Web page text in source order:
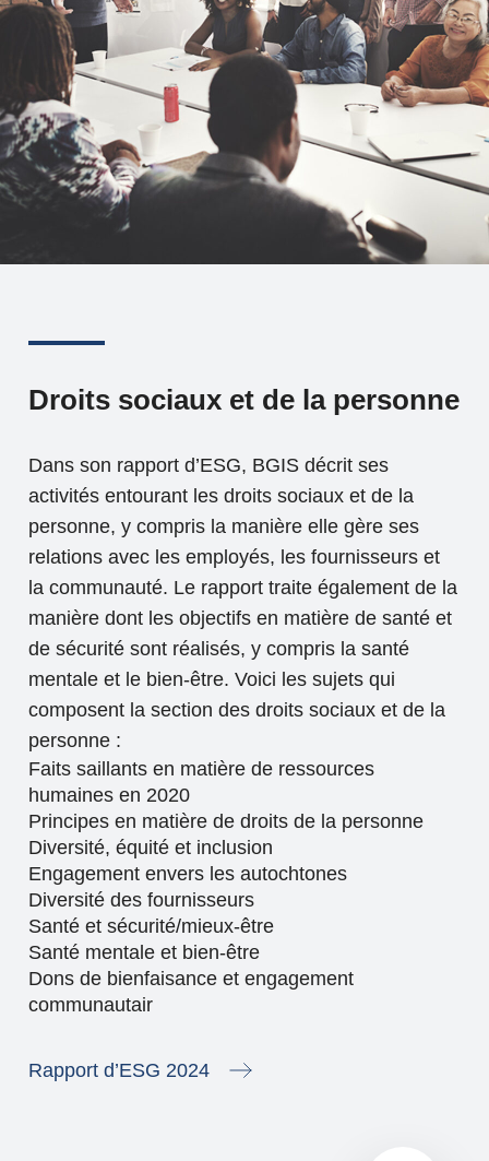
Droits sociaux et de la personne
Dans son rapport d’ESG, BGIS décrit ses
activités entourant les droits sociaux et de la
personne, y compris la manière elle gère ses
relations avec les employés, les fournisseurs et
la communauté. Le rapport traite également de la
manière dont les objectifs en matière de santé et
de sécurité sont réalisés, y compris la santé
mentale et le bien-être. Voici les sujets qui
composent la section des droits sociaux et de la
personne :
Faits saillants en matière de ressources
humaines en 2020
Principes en matière de droits de la personne
Diversité, équité et inclusion
Engagement envers les autochtones
Diversité des fournisseurs
Santé et sécurité/mieux-être
Santé mentale et bien-être
Dons de bienfaisance et engagement
communautair
Rapport d’ESG 2024